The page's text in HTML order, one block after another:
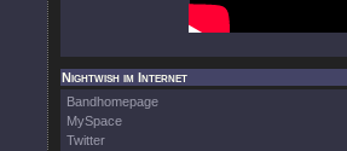
Nightwish im Internet
Bandhomepage
MySpace
Twitter